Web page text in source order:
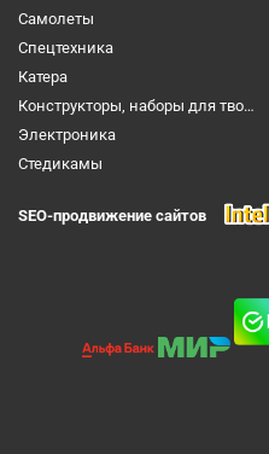
Самолеты
Спецтехника
Катера
Конструкторы, наборы для творчества и настольные игры
Электроника
Cтедикамы
SEO-продвижение сайтов